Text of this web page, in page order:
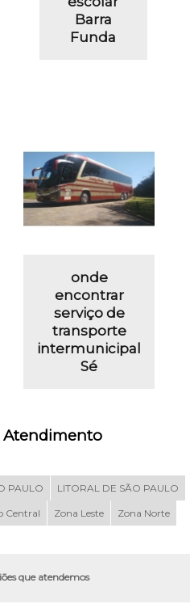
Barra
Funda
onde
encontrar
serviço de
transporte
intermunicipal
Sé
Atendimento
PAULO LITORAL DE SÃO PAULO
Central Zona Leste Zona Norte
que atendemos